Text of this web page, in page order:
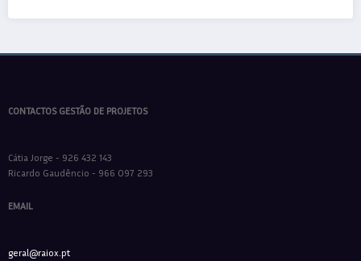
CONTACTOS GESTÃO DE PROJETOS
Cátia Jorge - 926 432 143
Ricardo Gaudêncio - 966 097 293
EMAIL
geral@raiox.pt